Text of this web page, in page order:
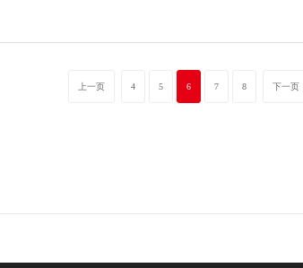
上一页 4 5 6 7 8 下一页